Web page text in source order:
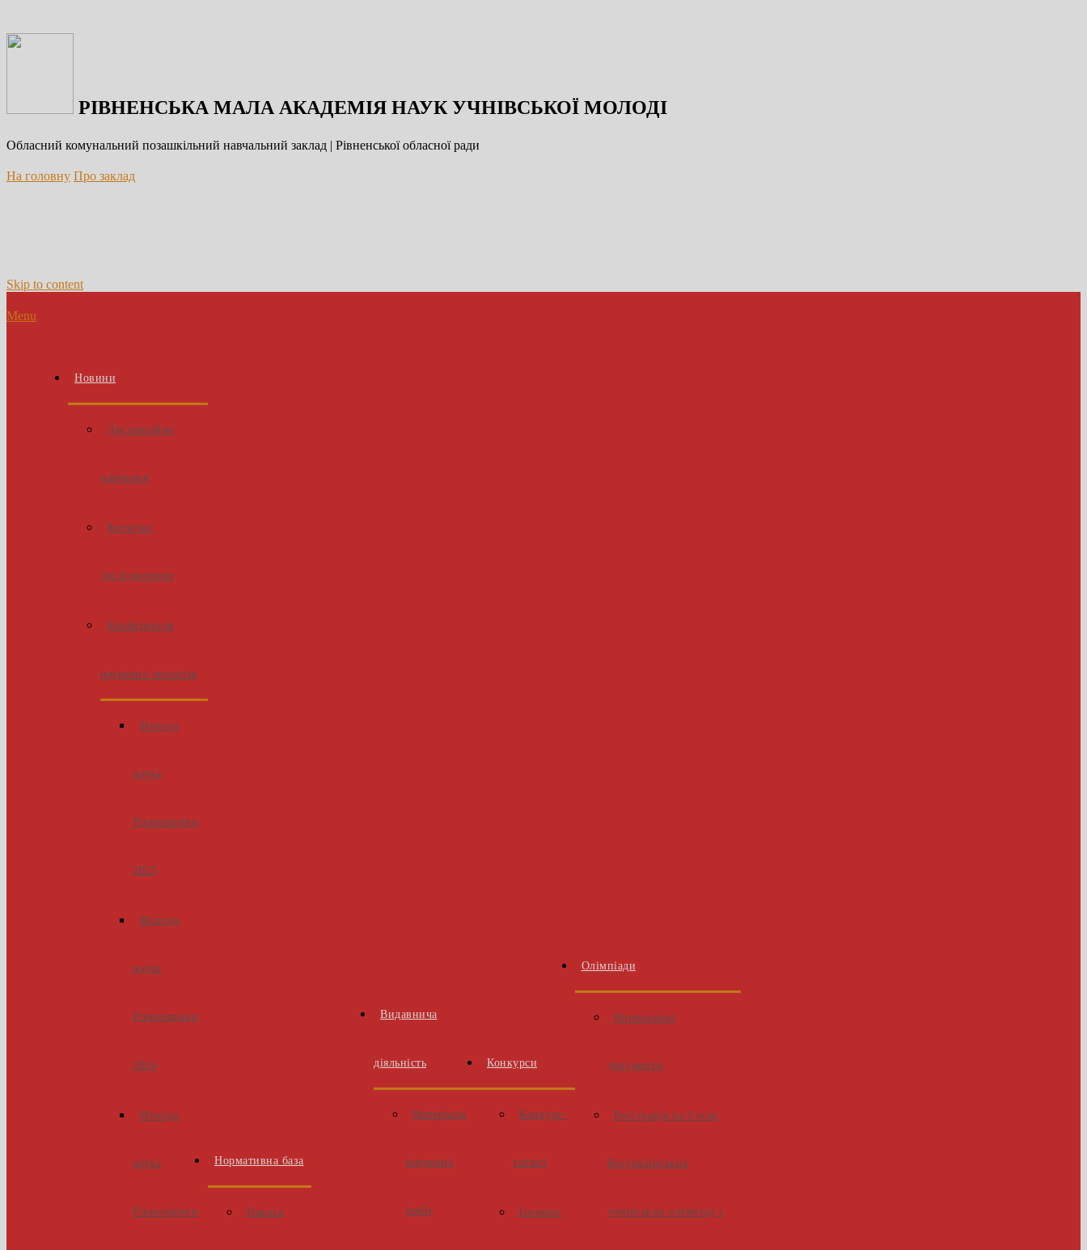
РІВНЕНСЬКА МАЛА АКАДЕМІЯ НАУК УЧНІВСЬКОЇ МОЛОДІ
Обласний комунальний позашкільний навчальний заклад | Рівненської обласної ради
На головну Про заклад
Skip to content
Menu
Новини
Дистанційне
навчання
Космічні
дослідженння
Конференція
наукових проєктів
Молода
наука
Рівненщини
2025
Молода
наука
Рівненщини
2024
Молода
наука
Рівненщини
Нормативна база
Накази
Видавнича
діяльність
Матеріали
наукових
робіт
Конкурси
Конкурс-
захист
Inventor
Олімпіади
Нормативні
документи
Реєстрація на І етап
Всеукраїнських
учнівських олімпіад з